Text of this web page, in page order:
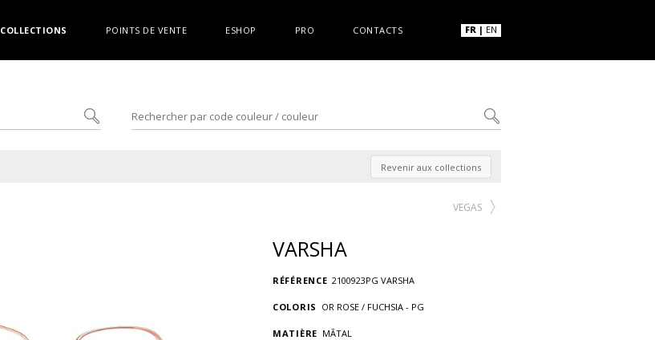
COLLECTIONS POINTS DE VENTE ESHOP PRO CONTACTS FR | EN
Revenir aux collections
VEGAS
VARSHA
RÉFÉRENCE 2100923PG VARSHA
COLORIS OR ROSE / FUCHSIA - PG
MATIÈRE MÃTAL